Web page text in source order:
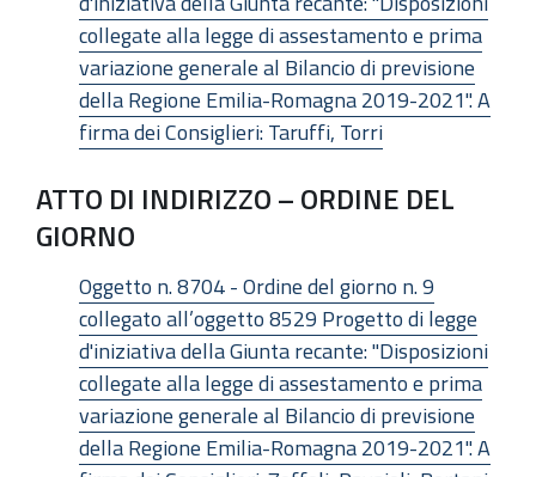
collegate alla legge di assestamento e prima
variazione generale al Bilancio di previsione
della Regione Emilia-Romagna 2019-2021". A
firma dei Consiglieri: Taruffi, Torri
ATTO DI INDIRIZZO – ORDINE DEL
GIORNO
Oggetto n. 8704 - Ordine del giorno n. 9
collegato all’oggetto 8529 Progetto di legge
d'iniziativa della Giunta recante: "Disposizioni
collegate alla legge di assestamento e prima
variazione generale al Bilancio di previsione
della Regione Emilia-Romagna 2019-2021". A